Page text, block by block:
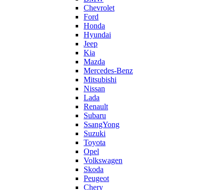
Chevrolet
Ford
Honda
Hyundai
Jeep
Kia
Mazda
Mercedes-Benz
Mitsubishi
Nissan
Lada
Renault
Subaru
SsangYong
Suzuki
Toyota
Opel
Volkswagen
Skoda
Peugeot
Chery